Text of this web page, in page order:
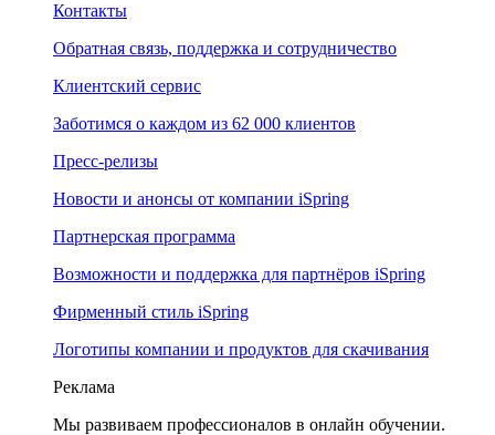
Контакты
Обратная связь, поддержка и сотрудничество
Клиентский сервис
Заботимся о каждом из 62 000 клиентов
Пресс-релизы
Новости и анонсы от компании iSpring
Партнерская программа
Возможности и поддержка для партнёров iSpring
Фирменный стиль iSpring
Логотипы компании и продуктов для скачивания
Реклама
Мы развиваем профессионалов в онлайн обучении.